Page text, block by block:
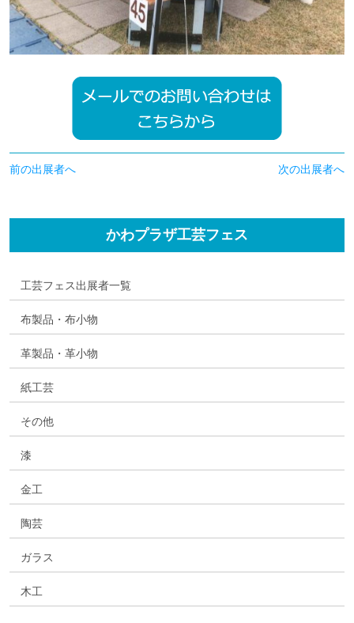
前の出展者へ 次の出展者へ
かわプラザ工芸フェス
工芸フェス出展者一覧
布製品・布小物
革製品・革小物
紙工芸
その他
漆
金工
陶芸
ガラス
木工